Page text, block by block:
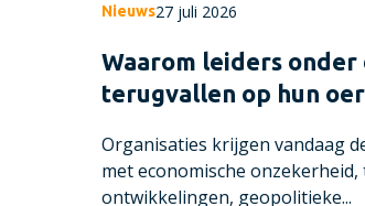
Nieuws27 juli 2026
Waarom leiders
terugvallen op hun
Organisaties krijgen vandaag
met economische
ontwikkelingen, geopolitieke...